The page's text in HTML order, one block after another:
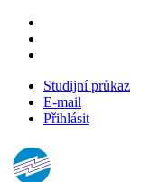
Studijní průkaz
E-mail
Přihlásit